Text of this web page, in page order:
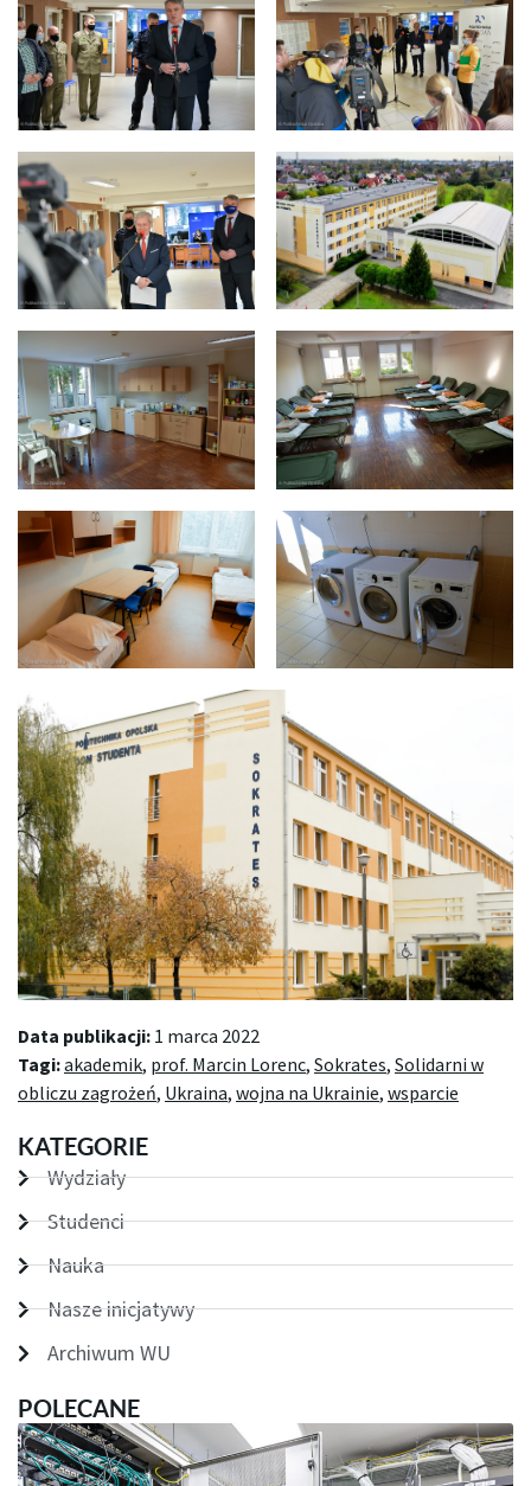
Data publikacji: 1 marca 2022
Tagi:akademik, prof. Marcin Lorenc, Sokrates, Solidarni w
obliczu zagrożeń, Ukraina, wojna na Ukrainie, wsparcie
KATEGORIE
Wydziały
Studenci
Nauka
Nasze inicjatywy
Archiwum WU
POLECANE